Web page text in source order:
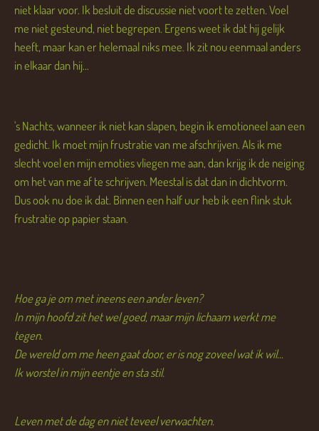
niet klaar voor. Ik besluit de discussie niet voort te zetten. Voel
me niet gesteund, niet begrepen. Ergens weet ik dat hij gelijk
heeft, maar kan er helemaal niks mee. Ik zit nou eenmaal anders
in elkaar dan hij...
's Nachts, wanneer ik niet kan slapen, begin ik emotioneel aan een
gedicht. Ik moet mijn frustratie van me afschrijven. Als ik me
slecht voel en mijn emoties vliegen me aan, dan krijg ik de neiging
om het van me af te schrijven. Meestal is dat dan in dichtvorm.
Dus ook nu doe ik dat. Binnen een half uur heb ik een flink stuk
frustratie op papier staan.
Hoe ga je om met ineens een ander leven?
In mijn hoofd zit het wel goed, maar mijn lichaam werkt me
tegen.
De wereld om me heen gaat door, er is nog zoveel wat ik wil...
Ik worstel in mijn eentje en sta stil.
Leven met de dag en niet teveel verwachten.